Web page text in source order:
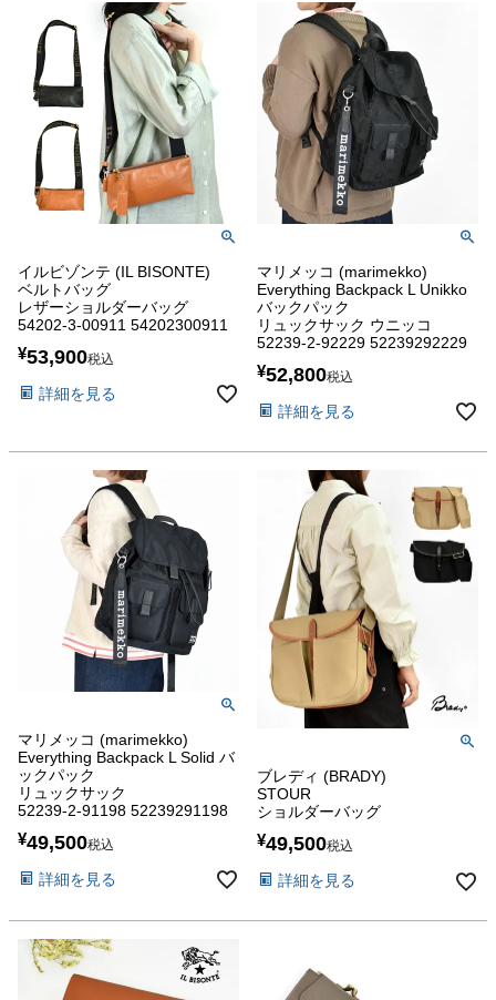
イルビゾンテ (IL BISONTE)
ベルトバッグ
レザーショルダーバッグ
54202-3-00911 54202300911
¥53,900税込
詳細を見る
マリメッコ (marimekko)
Everything Backpack L Unikko
バックパック
リュックサック ウニッコ
52239-2-92229 52239292229
¥52,800税込
詳細を見る
マリメッコ (marimekko)
Everything Backpack L Solid バ
ックパック
リュックサック
52239-2-91198 52239291198
¥49,500税込
詳細を見る
ブレディ (BRADY)
STOUR
ショルダーバッグ
¥49,500税込
詳細を見る